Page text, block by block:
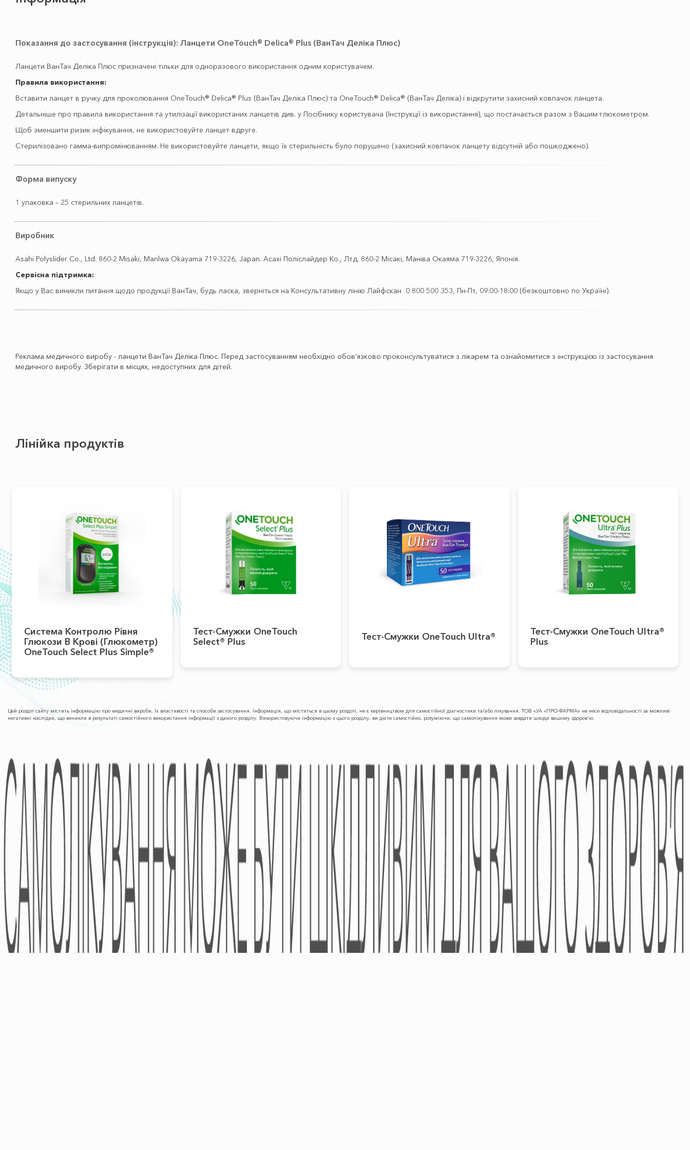
Показання до застосування (інструкція): Ланцети OneTouch® Delica® Plus (ВанТач Деліка Плюс)
Ланцети ВанТач Деліка Плюс призначені тільки для одноразового використання одним користувачем.
Правила використання:
Вставити ланцет в ручку для проколювання OneTouch® Delica® Plus (ВанТач Деліка Плюс) та OneTouch® Delica® (ВанТач Деліка) і відкрутити захисний ковпачок ланцета.
Детальніше про правила використання та утилізації використаних ланцетів див. у Посібнику користувача (Інструкції із використання), що постачається разом з Вашим глюкометром.
Щоб зменшити ризик інфікування, не використовуйте ланцет вдруге.
Стерилізовано гамма-випромінюванням. Не використовуйте ланцети, якщо їх стерильність було порушено (захисний ковпачок ланцету відсутній або пошкоджено).
Форма випуску
1 упаковка – 25 стерильних ланцетів.
Виробник
Asahi Polyslider Co., Ltd. 860-2 Misaki, Manlwa Okayama 719-3226, Japan. Асахі Поліслайдер Ко., Лтд. 860-2 Місакі, Маніва Окаяма 719-3226, Японія.
Сервісна підтримка:
Якщо у Вас виникли питання щодо продукції ВанТач, будь ласка, зверніться на Консультативну лінію Лайфскан 0 800 500 353, Пн-Пт, 09:00-18:00 (безкоштовно по Україні).
Реклама медичного виробу - ланцети ВанТач Деліка Плюс. Перед застосуванням необхідно обов’язково проконсультуватися з лікарем та ознайомитися з інструкцією із застосування
медичного виробу. Зберігати в місцях, недоступних для дітей.
Лінійка продуктів
Система Контролю Рівня
Глюкози В Крові (глюкометр)
OneTouch Select Plus Simple®
Тест-Смужки OneTouch
Select® Plus
Тест-Смужки OneTouch Ultra®
Тест-Смужки OneTouch Ultra®
Plus
Цей розділ сайту містить інформацію про медичні вироби, їх властивості та способи застосування. Інформація, що міститься в цьому розділі, не є керівництвом для самостійної діагностики та/або лікування. ТОВ «УА «ПРО-ФАРМА» не несе відповідальності за можливі
негативні наслідки, що виникли в результаті самостійного використання інформації з даного розділу. Використовуючи інформацію з цього розділу, ви дієте самостійно, розуміючи, що самолікування може завдати шкоди вашому здоров'ю.
Фармаконагляд
Партнери
Напрямки Діяльності
Фінансова Звітність
Безрецептурні Лікарські
Засоби
Рецептурні Лікарські
Засоби
Медичні Вироби
Дієтичні Добавки
Космецевтіка
Академія
Медпредставника
Новини
© ТОВ «УА «ПРО-ФАРМА» 2005-2026 - Усі права захищено.